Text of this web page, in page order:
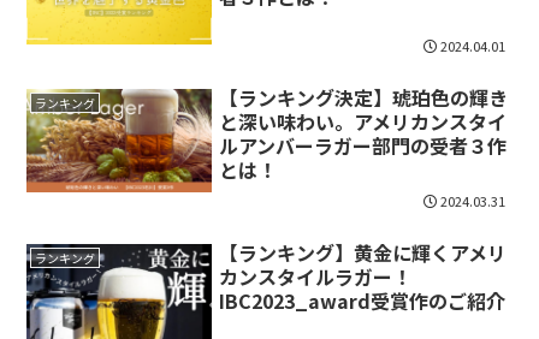
2024.04.01
ランキング
【ランキング決定】琥珀色の輝き
と深い味わい。アメリカンスタイ
ルアンバーラガー部門の受者３作
とは！
2024.03.31
ランキング
【ランキング】黄金に輝くアメリ
カンスタイルラガー！
IBC2023_award受賞作のご紹介